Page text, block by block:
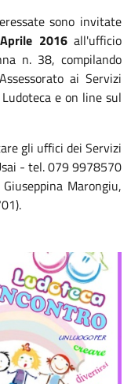
sono invitate
2016 all'ufficio
n. 38, compilando
ai Servizi
e on line sul
gli uffici dei Servizi
- tel. 079 9978570
Marongiu,